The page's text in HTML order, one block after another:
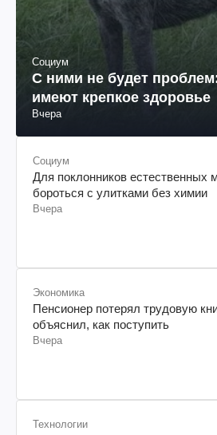
Социум
С ними не будет
имеют крепкое здоровье
Вчера
Социум
Для поклонников естественных
бороться с улитками без химии
Вчера
Экономика
Пенсионер потерял трудовую
объяснил, как поступить
Вчера
Технологии